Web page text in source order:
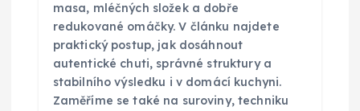
masa, mléčných složek a dobře
redukované omáčky. V článku najdete
praktický postup, jak dosáhnout
autentické chuti, správné struktury a
stabilního výsledku i v domácí kuchyni.
Zaměříme se také na suroviny, techniku